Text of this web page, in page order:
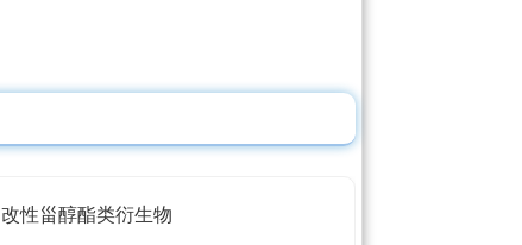
改性甾醇酯类衍生物